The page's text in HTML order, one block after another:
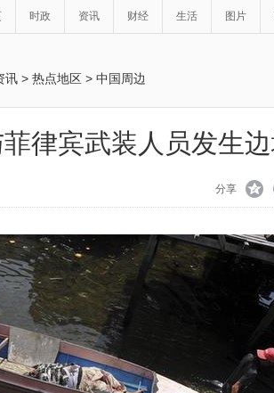
时政 资讯 财经 生活 图片
讯 > 热点地区 > 中国周边
律宾武装人员发生
分享